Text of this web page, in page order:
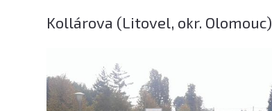
Kollárova (Litovel, okr. Olomouc)